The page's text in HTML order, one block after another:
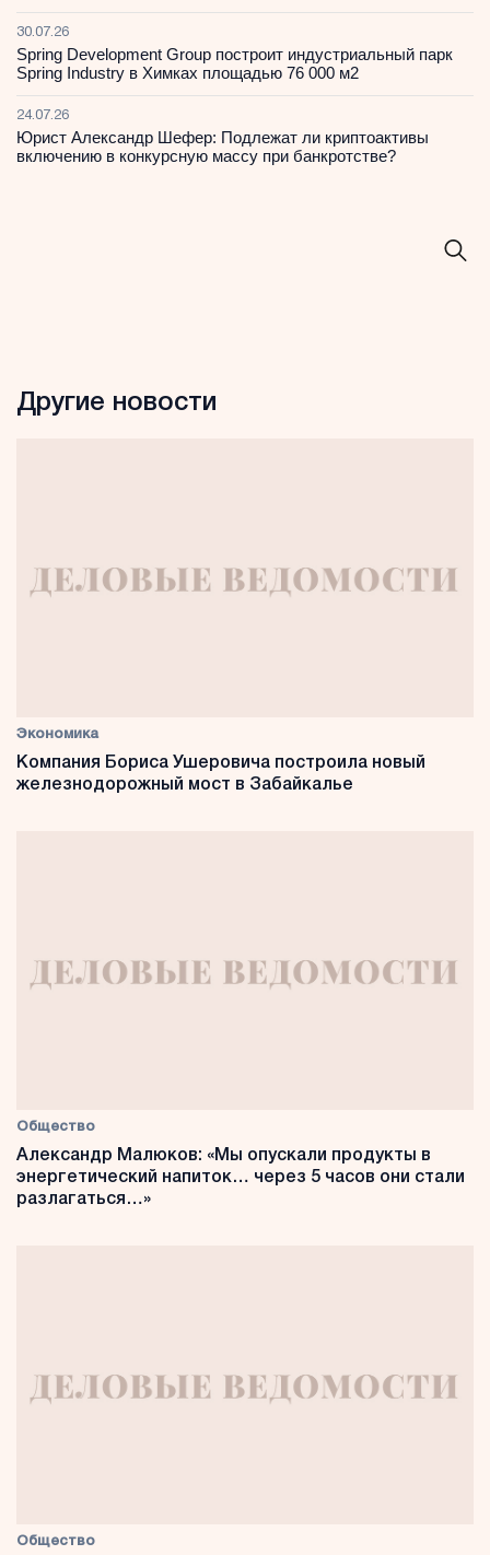
30.07.26
Spring Development Group построит индустриальный парк
Spring Industry в Химках площадью 76 000 м2
24.07.26
Юрист Александр Шефер: Подлежат ли криптоактивы
включению в конкурсную массу при банкротстве?
Другие новости
Экономика
Компания Бориса Ушеровича построила новый
железнодорожный мост в Забайкалье
Общество
Александр Малюков: «Мы опускали продукты в
энергетический напиток… через 5 часов они стали
разлагаться…»
Общество